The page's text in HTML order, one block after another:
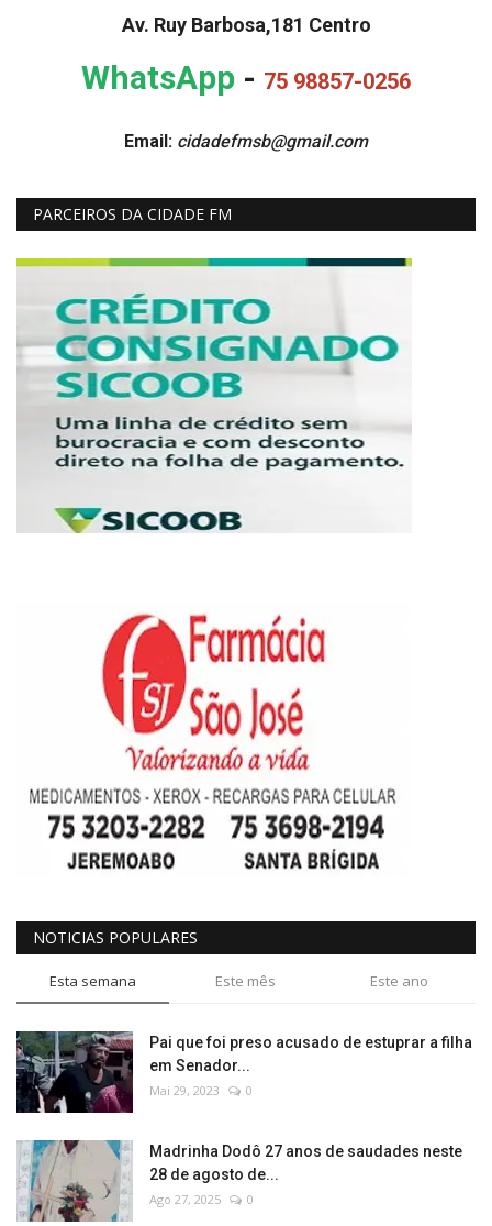
Av. Ruy Barbosa,181 Centro
WhatsApp - 75 98857-0256
Email: cidadefmsb@gmail.com
PARCEIROS DA CIDADE FM
NOTICIAS POPULARES
Esta semana Este mês Este ano
Pai que foi preso acusado de estuprar a filha
em Senador...
Mai 29, 2023 0
Madrinha Dodô 27 anos de saudades neste
28 de agosto de...
Ago 27, 2025 0